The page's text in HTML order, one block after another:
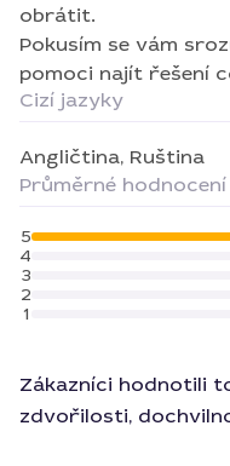
obrátit.
Pokusím se vám
pomoci najít řešení
Cizí jazyky
Angličtina, Ruština
Průměrné hodnocení
5
4
3
2
1
Zákazníci hodnotili
zdvořilosti,